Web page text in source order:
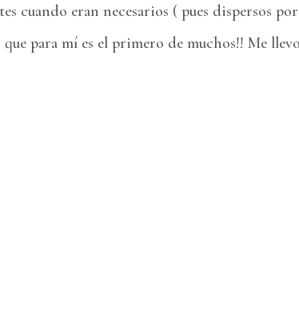
cuando eran necesarios ( pues dispersos
para mí es el primero de muchos!! Me